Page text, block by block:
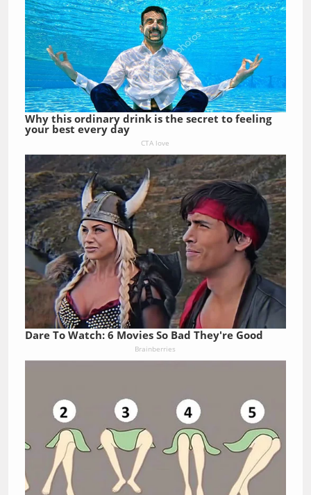
Why this ordinary drink is the secret to feeling
your best every day
CTA love
Dare To Watch: 6 Movies So Bad They're Good
Brainberries